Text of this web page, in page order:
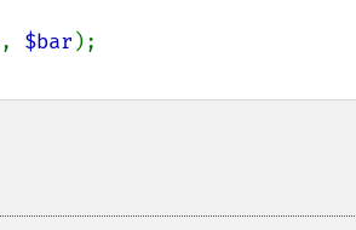
, $bar